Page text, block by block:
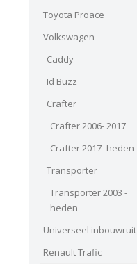
Toyota Proace
Volkswagen
Caddy
Id Buzz
Crafter
Crafter 2006- 2017
Crafter 2017- heden
Transporter
Transporter 2003 -
heden
Universeel inbouwruit
Renault Trafic